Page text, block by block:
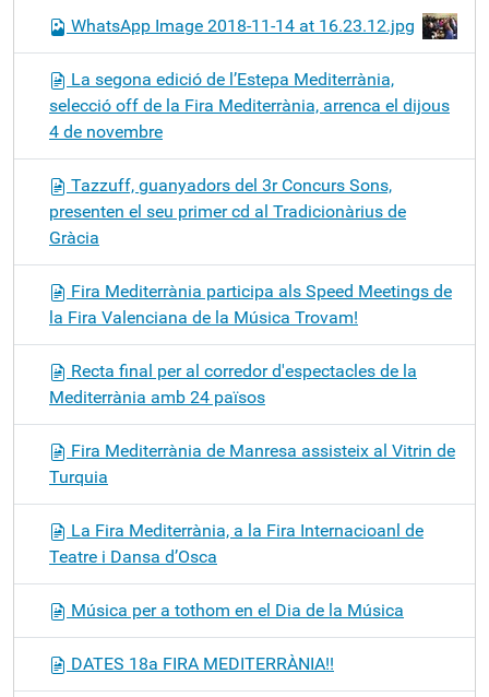
WhatsApp Image 2018-11-14 at 16.23.12.jpg
La segona edició de l’Estepa Mediterrània,
selecció off de la Fira Mediterrània, arrenca el dijous
4 de novembre
Tazzuff, guanyadors del 3r Concurs Sons,
presenten el seu primer cd al Tradicionàrius de
Gràcia
Fira Mediterrània participa als Speed Meetings de
la Fira Valenciana de la Música Trovam!
Recta final per al corredor d'espectacles de la
Mediterrània amb 24 països
Fira Mediterrània de Manresa assisteix al Vitrin de
Turquia
La Fira Mediterrània, a la Fira Internacioanl de
Teatre i Dansa d’Osca
Música per a tothom en el Dia de la Música
DATES 18a FIRA MEDITERRÀNIA!!